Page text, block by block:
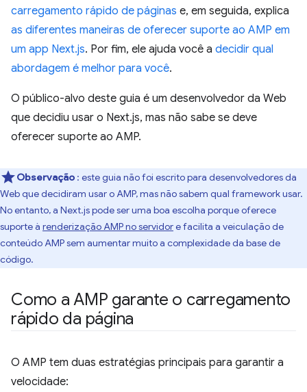
carregamento rápido de páginas e, em seguida, explica
as diferentes maneiras de oferecer suporte ao AMP em
um app Next.js. Por fim, ele ajuda você a decidir qual
abordagem é melhor para você.
O público-alvo deste guia é um desenvolvedor da Web
que decidiu usar o Next.js, mas não sabe se deve
oferecer suporte ao AMP.
Observação : este guia não foi escrito para desenvolvedores da
Web que decidiram usar o AMP, mas não sabem qual framework usar.
No entanto, a Next.js pode ser uma boa escolha porque oferece
suporte à renderização AMP no servidore facilita a veiculação de
conteúdo AMP sem aumentar muito a complexidade da base de
código.
Como a AMP garante o carregamento
rápido da página
O AMP tem duas estratégias principais para garantir a
velocidade: